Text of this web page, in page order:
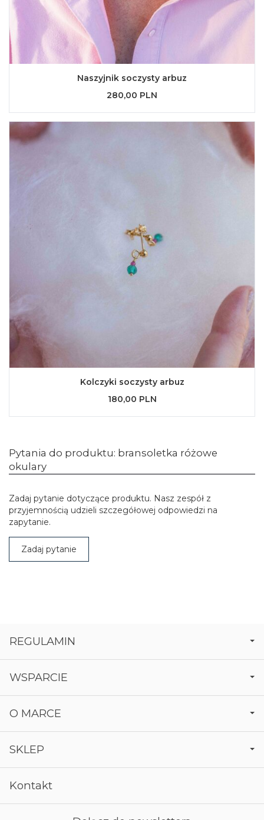
Naszyjnik soczysty arbuz
280,00 PLN
Kolczyki soczysty arbuz
180,00 PLN
Pytania do produktu: bransoletka różowe
okulary
Zadaj pytanie dotyczące produktu. Nasz zespół z
przyjemnością udzieli szczegółowej odpowiedzi na
zapytanie.
Zadaj pytanie
REGULAMIN
WSPARCIE
O MARCE
SKLEP
Kontakt